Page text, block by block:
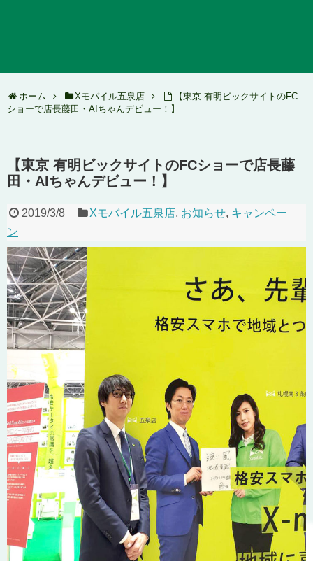
ホーム Xモバイル五泉店
【東京 有明ビックサイトのFC
ショーで店長藤田・AIちゃんデビュー！】
【東京 有明ビックサイトのFCショーで店長藤
田・AIちゃんデビュー！】
2019/3/8 Xモバイル五泉店, お知らせ, キャンペー
ン